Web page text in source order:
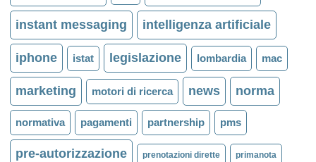
instant messaging intelligenza artificiale
iphone istat legislazione lombardia mac
marketing motori di ricerca news norma
normativa pagamenti partnership pms
pre-autorizzazione prenotazioni dirette primanota